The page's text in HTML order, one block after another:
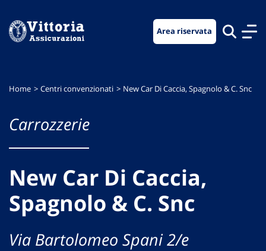
menu
contenuto
footer
Area riservata
Home Centri convenzionati New Car Di Caccia, Spagnolo & C. Snc
Carrozzerie
New Car Di Caccia,
Spagnolo & C. Snc
Via Bartolomeo Spani 2/e